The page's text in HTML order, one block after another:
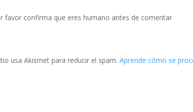
favor confirma que eres humano antes de comentar
usa Akismet para reducir el spam.Aprende cómo se